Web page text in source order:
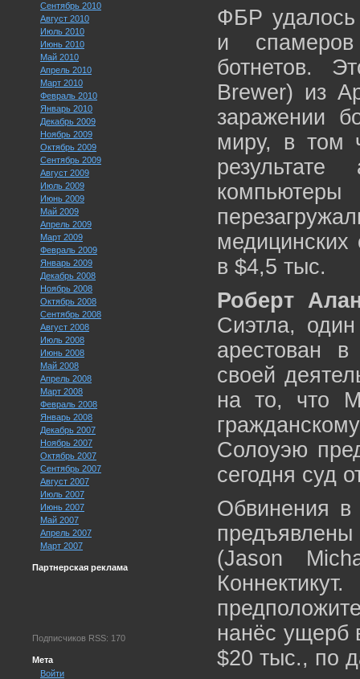
Сентябрь 2010
Август 2010
Июль 2010
Июнь 2010
Май 2010
Апрель 2010
Март 2010
Февраль 2010
Январь 2010
Декабрь 2009
Ноябрь 2009
Октябрь 2009
Сентябрь 2009
Август 2009
Июль 2009
Июнь 2009
Май 2009
Апрель 2009
Март 2009
Февраль 2009
Январь 2009
Декабрь 2008
Ноябрь 2008
Октябрь 2008
Сентябрь 2008
Август 2008
Июль 2008
Июнь 2008
Май 2008
Апрель 2008
Март 2008
Февраль 2008
Январь 2008
Декабрь 2007
Ноябрь 2007
Октябрь 2007
Сентябрь 2007
Август 2007
Июль 2007
Июнь 2007
Май 2007
Апрель 2007
Март 2007
Партнерская реклама
Подписчиков RSS: 170
Мета
Войти
ФБР удалось
и
ботнетов.
Brewer) из
заражении
миру, в том
в $4,5 тыс.
Роберт
Сиэтла,
арестован
своей
на то, что
Солоуэю
сегодня суд
Обвинения в
(Jason
нанёс ущерб
$20 тыс., по